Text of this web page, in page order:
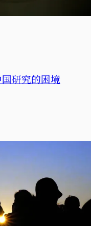
研究的困境